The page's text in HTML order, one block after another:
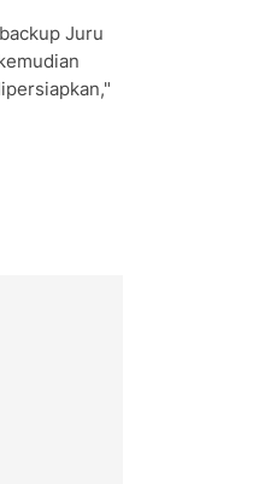
Juru